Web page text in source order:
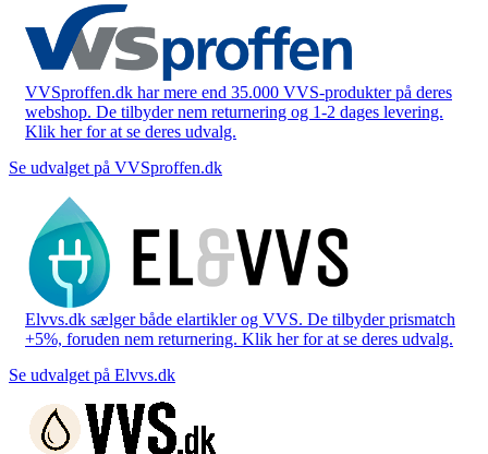
VVSproffen.dk har mere end 35.000 VVS-produkter på deres
webshop. De tilbyder nem returnering og 1-2 dages levering.
Klik her for at se deres udvalg.
Se udvalget på VVSproffen.dk
Elvvs.dk sælger både elartikler og VVS. De tilbyder prismatch
+5%, foruden nem returnering. Klik her for at se deres udvalg.
Se udvalget på Elvvs.dk